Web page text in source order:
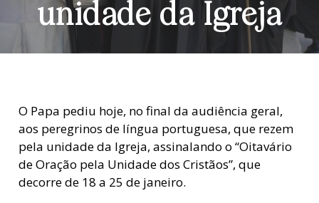
unidade da Igreja
O Papa pediu hoje, no final da audiência geral,
aos peregrinos de língua portuguesa, que rezem
pela unidade da Igreja, assinalando o “Oitavário
de Oração pela Unidade dos Cristãos”, que
decorre de 18 a 25 de janeiro.